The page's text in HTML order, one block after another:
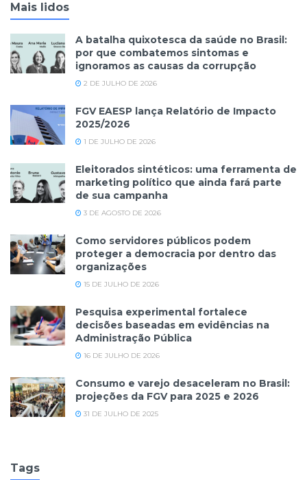
Mais lidos
A batalha quixotesca da saúde no Brasil:
por que combatemos sintomas e
ignoramos as causas da corrupção
2 DE JULHO DE 2026
FGV EAESP lança Relatório de Impacto
2025/2026
1 DE JULHO DE 2026
Eleitorados sintéticos: uma ferramenta de
marketing político que ainda fará parte
de sua campanha
3 DE AGOSTO DE 2026
Como servidores públicos podem
proteger a democracia por dentro das
organizações
15 DE JULHO DE 2026
Pesquisa experimental fortalece
decisões baseadas em evidências na
Administração Pública
16 DE JULHO DE 2026
Consumo e varejo desaceleram no Brasil:
projeções da FGV para 2025 e 2026
31 DE JULHO DE 2025
Tags